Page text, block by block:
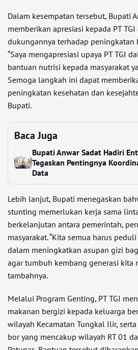
Dalam kesempatan tersebut, Bupati
memberikan apresiasi kepada PT
dukungannya terhadap peningkatan
“Saya mengapresiasi upaya PT TGI
bantuan nutrisi kepada masyarakat
Semoga langkah ini dapat
peningkatan kesehatan dan
Bupati.
Baca Juga
Bupati Anwar Sadat Hadiri
Tegaskan Pentingnya
Data
Lebih lanjut, Bupati menegaskan
stunting memerlukan kerja sama
berkelanjutan antara pemerintah,
masyarakat. “Kita semua harus
dalam meningkatkan asupan gizi
agar tumbuh kembang generasi kita
tambahnya.
Melalui Program Genting, PT TGI
makanan bergizi kepada keluarga
wilayah Kecamatan Tungkal Ilir,
bor yang mencakup wilayah RT 01